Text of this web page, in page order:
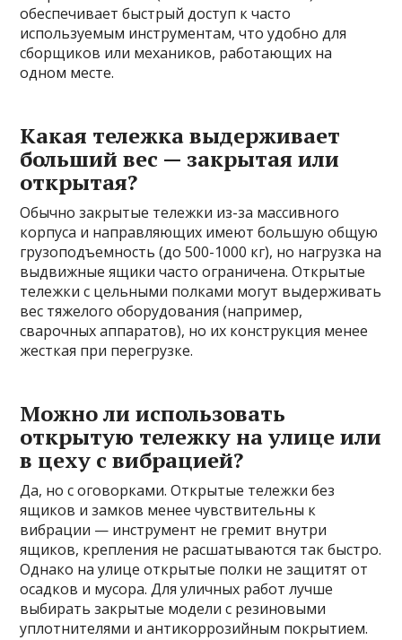
обеспечивает быстрый доступ к часто
используемым инструментам, что удобно для
сборщиков или механиков, работающих на
одном месте.
Какая тележка выдерживает
больший вес — закрытая или
открытая?
Обычно закрытые тележки из-за массивного
корпуса и направляющих имеют большую общую
грузоподъемность (до 500-1000 кг), но нагрузка на
выдвижные ящики часто ограничена. Открытые
тележки с цельными полками могут выдерживать
вес тяжелого оборудования (например,
сварочных аппаратов), но их конструкция менее
жесткая при перегрузке.
Можно ли использовать
открытую тележку на улице или
в цеху с вибрацией?
Да, но с оговорками. Открытые тележки без
ящиков и замков менее чувствительны к
вибрации — инструмент не гремит внутри
ящиков, крепления не расшатываются так быстро.
Однако на улице открытые полки не защитят от
осадков и мусора. Для уличных работ лучше
выбирать закрытые модели с резиновыми
уплотнителями и антикоррозийным покрытием.